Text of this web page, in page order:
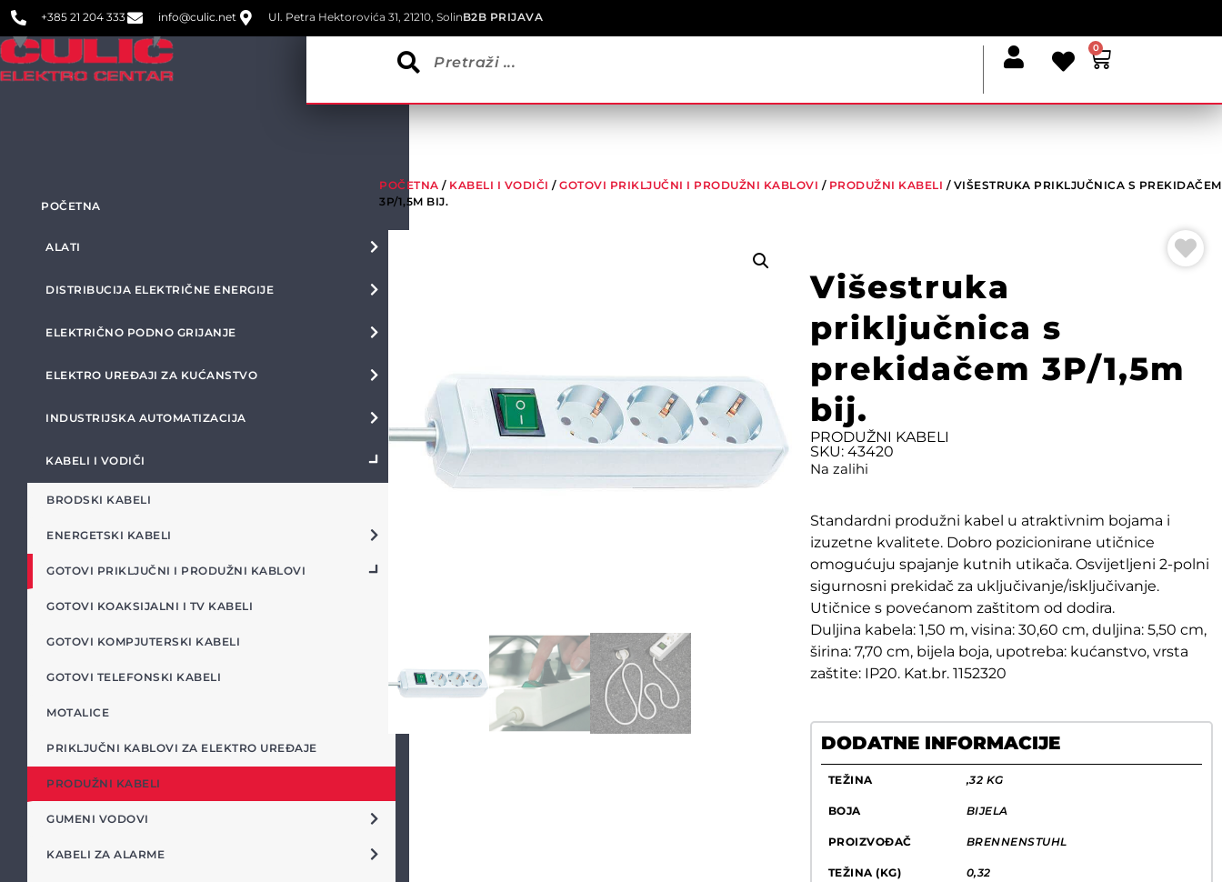
+385 21 204 333 info@culic.net Ul. Petra Hektorovića 31, 21210, SolinB2B PRIJAVA
0
POČETNA
ALATI
DISTRIBUCIJA ELEKTRIČNE ENERGIJE
ELEKTRIČNO PODNO GRIJANJE
ELEKTRO UREĐAJI ZA KUĆANSTVO
INDUSTRIJSKA AUTOMATIZACIJA
KABELI I VODIČI
BRODSKI KABELI
ENERGETSKI KABELI
GOTOVI PRIKLJUČNI I PRODUŽNI KABLOVI
GOTOVI KOAKSIJALNI I TV KABELI
GOTOVI KOMPJUTERSKI KABELI
GOTOVI TELEFONSKI KABELI
MOTALICE
PRIKLJUČNI KABLOVI ZA ELEKTRO UREĐAJE
PRODUŽNI KABELI
GUMENI VODOVI
KABELI ZA ALARME
POČETNA / KABELI I VODIČI /GOTOVI PRIKLJUČNI I PRODUŽNI KABLOVI / PRODUŽNI KABELI / VIŠESTRUKA PRIKLJUČNICA S PREKIDAČEM
3P/1,5M BIJ.
Višestruka
priključnica s
prekidačem 3P/1,5m
bij.
PRODUŽNI KABELI
SKU: 43420
Na zalihi
Standardni produžni kabel u atraktivnim bojama i
izuzetne kvalitete. Dobro pozicionirane utičnice
omogućuju spajanje kutnih utikača. Osvijetljeni 2-polni
sigurnosni prekidač za uključivanje/isključivanje.
Utičnice s povećanom zaštitom od dodira.
Duljina kabela: 1,50 m, visina: 30,60 cm, duljina: 5,50 cm,
širina: 7,70 cm, bijela boja, upotreba: kućanstvo, vrsta
zaštite: IP20. Kat.br. 1152320
DODATNE INFORMACIJE
TEŽINA ,32 KG
BOJA BIJELA
PROIZVOĐAČ BRENNENSTUHL
TEŽINA (KG) 0,32